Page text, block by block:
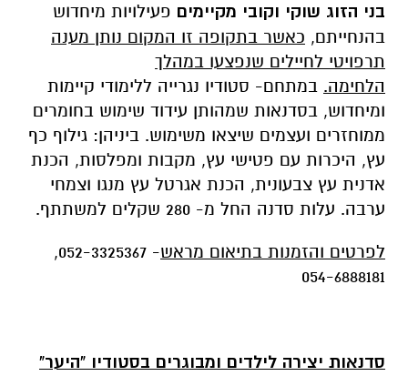
בני הזוג שוקי וקובי מקיימים פעילויות מיחדוש
בהנחייתם, כאשר בתקופה זו המקום נותן מענה
תרפויטי לחיילים שנפצעו במהלך
הלחימה. במתחם- סטודיו נגרייה ללימודי קיימות
ומיחדוש, בסדנאות שמהותן עידוד שימוש בחומרים
ממוחזרים ועצמים שיצאו משימוש. ביניהן: גילוף כף
עץ, היכרות עם פטישי עץ, מקבות ומפלסות, הכנת
אדנית עץ צבעונית, הכנת אגרטל עץ מנגו וצמחי
ערבה. עלות סדנה החל מ- 280 שקלים למשתתף.
לפרטים והזמנות בתיאום מראש
- 052-3325367,
054-6888181
סדנאות יצירה לילדים ומבוגרים בסטודיו "היער"